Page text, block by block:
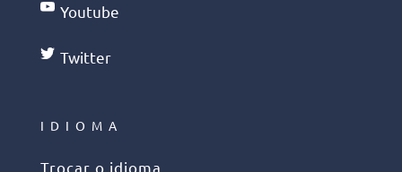
Youtube
Twitter
IDIOMA
Trocar o idioma